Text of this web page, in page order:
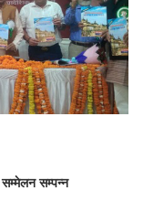
सम्मेलन सम्पन्न